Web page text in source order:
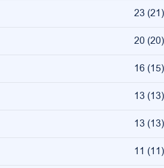
23 (21)
20 (20)
16 (15)
13 (13)
13 (13)
11 (11)